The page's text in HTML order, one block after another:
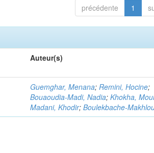
précédente 1
Auteur(s)
Guemghar, Menana;Remini, Hocine;
Bouaoudia-Madi, Nadia;Khokha,
Madani, Khodir;Boulekbache-